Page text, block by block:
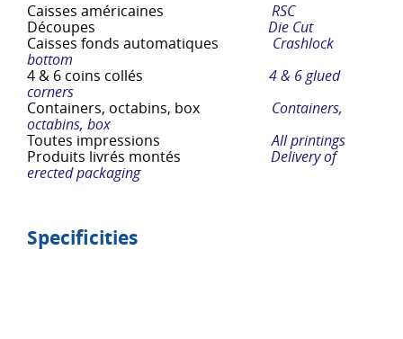
Caisses américaines
RSC
Découpes Die Cut
Caisses fonds automatiques Crashlock
bottom
4 & 6 coins collés
4 & 6 glued
corners
Containers, octabins, box Containers,
octabins, box
Toutes impressions
All printings
Produits livrés montés Delivery of
erected packaging
Specificities